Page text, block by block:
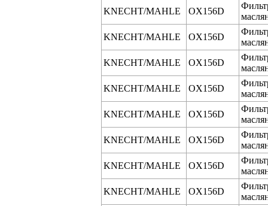
KNECHT/MAHLE
OX156D
KNECHT/MAHLE
OX156D
KNECHT/MAHLE
OX156D
KNECHT/MAHLE
OX156D
KNECHT/MAHLE
OX156D
KNECHT/MAHLE
OX156D
KNECHT/MAHLE
OX156D
KNECHT/MAHLE
OX156D